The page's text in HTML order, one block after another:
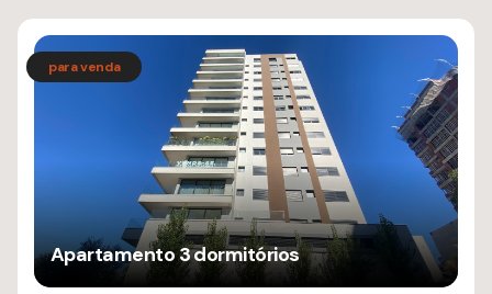
Apartamento 3 dormitórios